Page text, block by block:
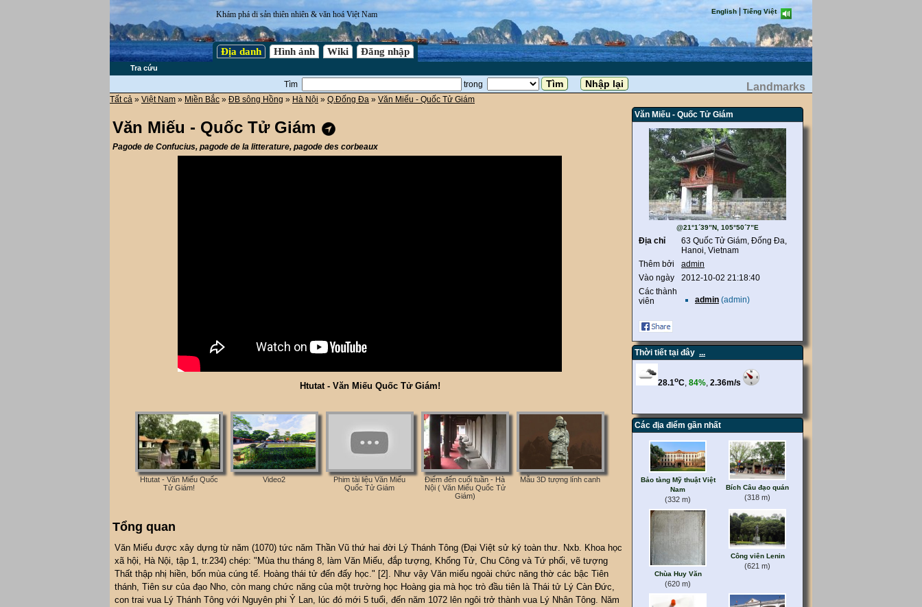
Khám phá di sản thiên nhiên & văn hoá Việt Nam English| Tiếng Việt
Địa danh Hình ảnh Wiki Đăng nhập
Tra cứu
Tìm trong Landmarks
Tất cả » Việt Nam » Miền Bắc » ĐB sông Hồng » Hà Nội » Q.Đống Đa » Văn Miếu - Quốc Tử Giám
Văn Miếu - Quốc Tử Giám
Pagode de Confucius, pagode de la litterature, pagode des corbeaux
Htutat - Văn Miếu Quốc Tử Giám!
Htutat - Văn Miếu Quốc
Tử Giám!
Video2
Phim tài liệu Văn Miếu
Quốc Tử Giám
Điểm đến cuối tuần - Hà
Nội ( Văn Miếu Quốc Tử
Giám)
Mẫu 3D tượng lính canh
Tổng quan
Văn Miếu được xây dựng từ năm (1070) tức năm Thần Vũ thứ hai đời Lý Thánh Tông (Đại Việt sử ký toàn thư. Nxb. Khoa học
xã hội, Hà Nội, tập 1, tr.234) chép: "Mùa thu tháng 8, làm Văn Miếu, đắp tượng, Khổng Tử, Chu Công và Tứ phối, vẽ tượng
Thất thập nhị hiền, bốn mùa cúng tế. Hoàng thái tử đến đấy học." [2]. Như vậy Văn miếu ngoài chức năng thờ các bậc Tiên
thánh, Tiên sư của đạo Nho, còn mang chức năng của một trường học Hoàng gia mà học trò đầu tiên là Thái tử Lý Càn Đức,
con trai vua Lý Thánh Tông với Nguyên phi Ỷ Lan, lúc đó mới 5 tuổi, đến năm 1072 lên ngôi trở thành vua Lý Nhân Tông. Năm
Văn Miếu - Quốc Tử Giám
@21°1´39”N, 105°50´7”E
Địa chỉ
63 Quốc Tử Giám, Đống Đa,
Hanoi, Vietnam
Thêm bởi
admin
Vào ngày
2012-10-02 21:18:40
Các thành
viên
admin (admin)
Thời tiết tại đây ...
Các địa điểm gần nhất
Bảo tàng Mỹ thuật Việt
Nam
(332 m)
Bích Câu đạo quán
(318 m)
Chùa Huy Văn
(620 m)
Công viên Lenin
(621 m)